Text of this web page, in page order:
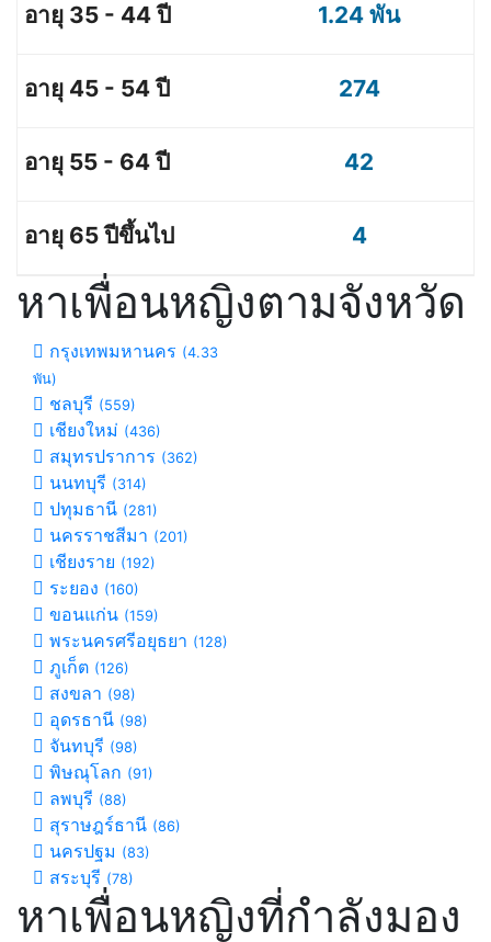
1.24 พัน
274
42
4
หาเพื่อนหญิงตามจังหวัด
กรุงเทพมหานคร (4.33
พัน)
ชลบุรี (559)
เชียงใหม่ (436)
สมุทรปราการ (362)
นนทบุรี (314)
ปทุมธานี (281)
นครราชสีมา (201)
เชียงราย (192)
ระยอง (160)
ขอนแก่น (159)
พระนครศรีอยุธยา (128)
ภูเก็ต (126)
สงขลา (98)
อุดรธานี (98)
จันทบุรี (98)
พิษณุโลก (91)
ลพบุรี (88)
สุราษฎร์ธานี (86)
นครปฐม (83)
สระบุรี (78)
หาเพื่อนหญิงที่กำลังมอง